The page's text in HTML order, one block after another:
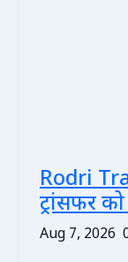
Rodri
ट्रांसफर
Aug 7, 2026